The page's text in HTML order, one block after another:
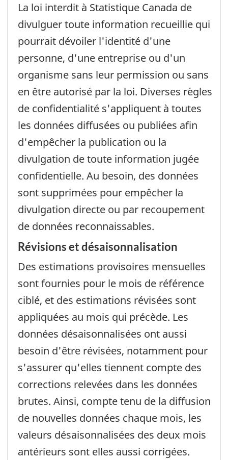
La loi interdit à Statistique Canada de
divulguer toute information recueillie qui
pourrait dévoiler l'identité d'une
personne, d'une entreprise ou d'un
organisme sans leur permission ou sans
en être autorisé par la loi. Diverses règles
de confidentialité s'appliquent à toutes
les données diffusées ou publiées afin
d'empêcher la publication ou la
divulgation de toute information jugée
confidentielle. Au besoin, des données
sont supprimées pour empêcher la
divulgation directe ou par recoupement
de données reconnaissables.
Révisions et désaisonnalisation
Des estimations provisoires mensuelles
sont fournies pour le mois de référence
ciblé, et des estimations révisées sont
appliquées au mois qui précède. Les
données désaisonnalisées ont aussi
besoin d'être révisées, notamment pour
s'assurer qu'elles tiennent compte des
corrections relevées dans les données
brutes. Ainsi, compte tenu de la diffusion
de nouvelles données chaque mois, les
valeurs désaisonnalisées des deux mois
antérieurs sont elles aussi corrigées.